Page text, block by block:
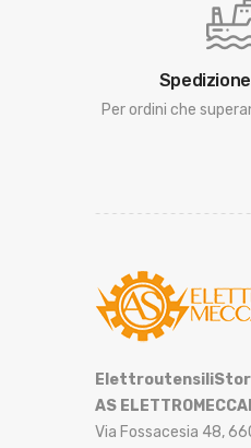
Per ordini che
AS
Via Fossacesia 48,